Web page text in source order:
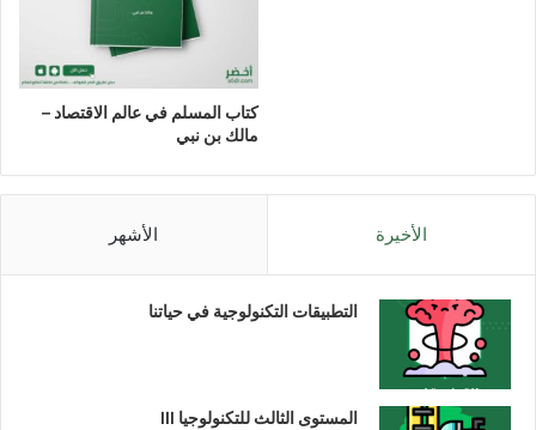
كتاب المسلم في عالم الاقتصاد –
مالك بن نبي
الأخيرة الأشهر
التطبيقات التكنولوجية في حياتنا
المستوى الثالث للتكنولوجيا III